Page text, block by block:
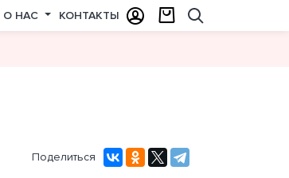
О НАС КОНТАКТЫ
Поделиться